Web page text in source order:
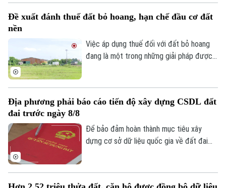
Tiên Dương 1. Cùng với đó, gần 1,2ha đất
triển khai dự án nhà ở xã hội HH5 Long
Biên.
Đề xuất đánh thuế đất bỏ hoang, hạn chế đầu cơ đất
nền
Việc áp dụng thuế đối với đất bỏ hoang
đang là một trong những giải pháp được
Địa phương phải báo cáo tiến độ xây dựng CSDL đất
đai trước ngày 8/8
Để bảo đảm hoàn thành mục tiêu xây
dựng cơ sở dữ liệu quốc gia về đất đai